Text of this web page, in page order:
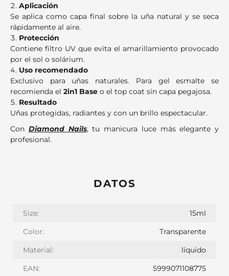
Aplicación
Se aplica como capa final sobre la uña natural y se seca
rápidamente al aire.
Protección
Contiene filtro UV que evita el amarillamiento provocado
por el sol o solárium.
Uso recomendado
Exclusivo para uñas naturales. Para gel esmalte se
recomienda el 2in1 Base o el top coat sin capa pegajosa.
Resultado
Uñas protegidas, radiantes y con un brillo espectacular.
Con Diamond Nails, tu manicura luce más elegante y
profesional.
DATOS
Size:
15ml
Color:
Transparente
Material:
líquido
EAN:
5999071108775